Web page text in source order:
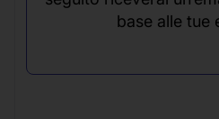
base alle tue